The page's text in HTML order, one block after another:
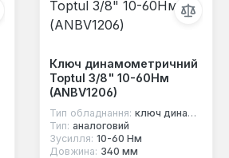
Ключ динамометричний
Toptul 3/8" 10-60Нм
(ANBV1206)
Тип обладнання: ключ динамометричний під квадрат
Тип: аналоговий
Зусилля: 10-60 Нм
Довжина: 340 мм